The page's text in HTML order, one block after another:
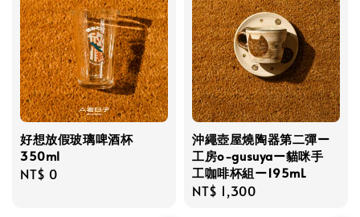
好想放假玻璃啤酒杯
350ml
Regular
NT$ 0
沖繩壺屋燒陶器第二彈ー
工房o-gusuyaー貓咪手
工咖啡杯組ー195mL
Regular
NT$ 1,300